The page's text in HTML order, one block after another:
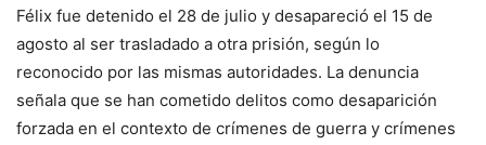
Félix fue detenido el 28 de julio y desapareció el 15 de
agosto al ser trasladado a otra prisión, según lo
reconocido por las mismas autoridades. La denuncia
señala que se han cometido delitos como desaparición
forzada en el contexto de crímenes de guerra y crímenes